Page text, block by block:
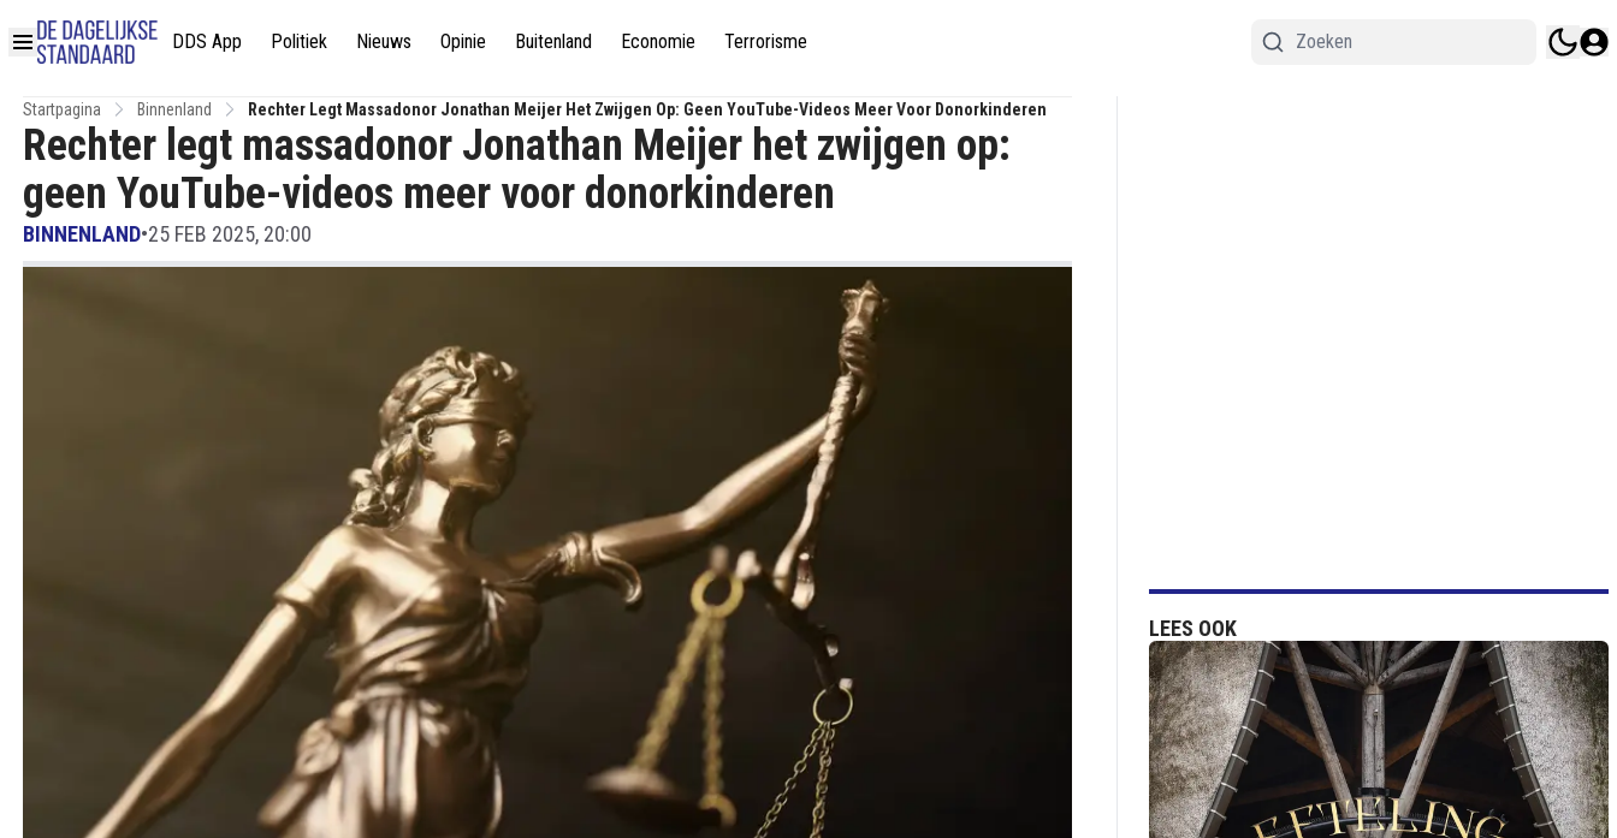
DDS App Politiek Nieuws Opinie Buitenland Economie Terrorisme
Startpagina Binnenland Rechter Legt Massadonor Jonathan Meijer Het Zwijgen Op: Geen YouTube-Videos Meer Voor Donorkinderen
Rechter legt massadonor Jonathan Meijer het zwijgen op:
geen YouTube-videos meer voor donorkinderen
BINNENLAND•25 FEB 2025, 20:00
LEES OOK